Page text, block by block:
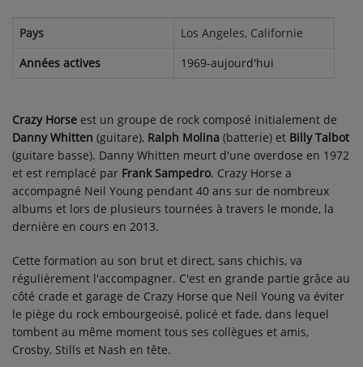
Pays
Los Angeles, Californie
Années actives
1969-aujourd'hui
Crazy Horse est un groupe de rock composé initialement de
Danny Whitten (guitare), Ralph Molina (batterie) et Billy Talbot
(guitare basse). Danny Whitten meurt d'une overdose en 1972
et est remplacé par Frank Sampedro. Crazy Horse a
accompagné Neil Young pendant 40 ans sur de nombreux
albums et lors de plusieurs tournées à travers le monde, la
dernière en cours en 2013.
Cette formation au son brut et direct, sans chichis, va
régulièrement l'accompagner. C'est en grande partie grâce au
côté crade et garage de Crazy Horse que Neil Young va éviter
le piège du rock embourgeoisé, policé et fade, dans lequel
tombent au même moment tous ses collègues et amis,
Crosby, Stills et Nash en tête.